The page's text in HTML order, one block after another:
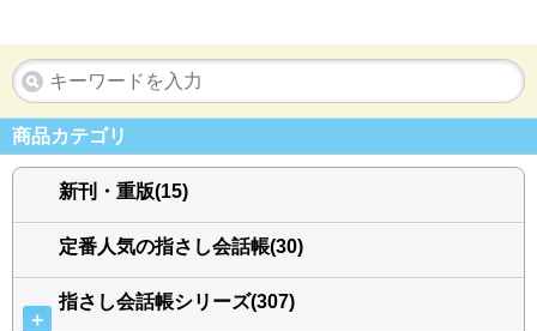
商品カテゴリ
新刊・重版(15)
定番人気の指さし会話帳(30)
＋
指さし会話帳シリーズ(307)